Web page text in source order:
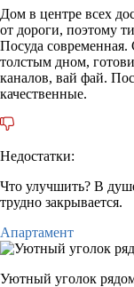
Дом в центре всех
от дороги, поэтому
Посуда современная.
толстым дном,
каналов, вай фай.
качественные.
Недостатки:
Что улучшить? В
трудно закрывается.
Апартамент
Уютный уголок